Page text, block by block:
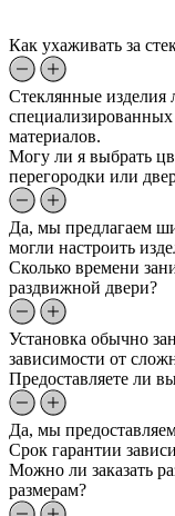
Как ухаживать за
Стеклянные изделия
специализированных
материалов.
Могу ли я выбрать
перегородки или
Да, мы предлагаем
могли настроить
Сколько времени
раздвижной двери?
Установка обычно
зависимости от
Предоставляете ли
Да, мы
Срок гарантии
Можно ли заказать
размерам?